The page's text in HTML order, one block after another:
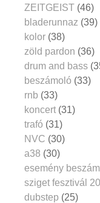
ZEITGEIST (46)
bladerunnaz (39)
kolor (38)
zöld pardon (36)
drum and bass
beszámoló (33)
rnb (33)
koncert (31)
trafó (31)
NVC (30)
a38 (30)
esemény
sziget fesztivál
dubstep (25)